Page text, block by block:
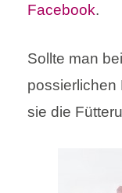
Facebook.
Sollte man
possierlichen
sie die